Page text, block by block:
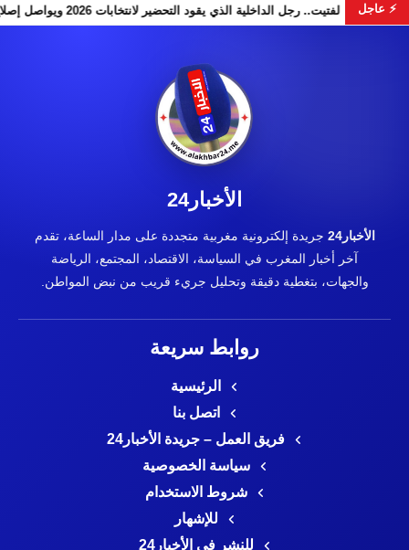
⚡ عاجل
تخطف الأضواء لفتيت.. رجل الداخلية الذي يقود التحضير لانتخابات 2026 ويواصل إصلاح الوزارة
الأخبار24
الأخبار24
جريدة إلكترونية مغربية متجددة على مدار الساعة، تقدم
آخر أخبار المغرب في السياسة، الاقتصاد، المجتمع، الرياضة
والجهات، بتغطية دقيقة وتحليل جريء قريب من نبض المواطن.
روابط سريعة
الرئيسية
اتصل بنا
فريق العمل – جريدة الأخبار24
سياسة الخصوصية
شروط الاستخدام
للإشهار
للنشر في الأخبار24